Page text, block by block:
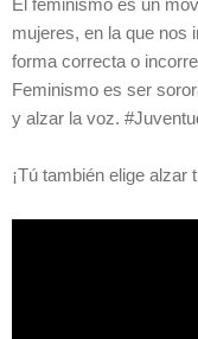
El feminismo es un
mujeres, en la que nos
forma correcta o
Feminismo es ser
y alzar la voz.
¡Tú también elige